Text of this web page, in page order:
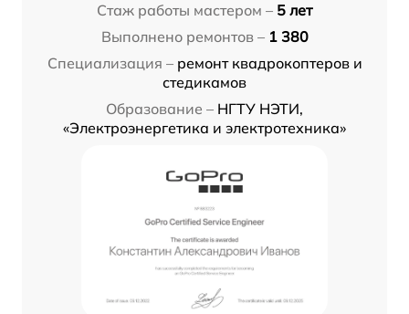
Стаж работы мастером – 5 лет
Выполнено ремонтов – 1 380
Специализация – ремонт квадрокоптеров и
стедикамов
Образование – НГТУ НЭТИ,
«Электроэнергетика и электротехника»